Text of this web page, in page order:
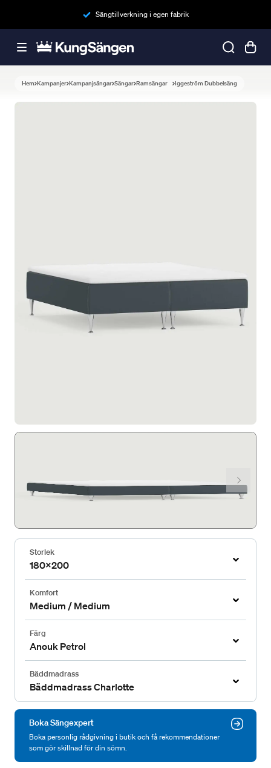
Sängtillverkning i egen fabrik
Hem Kampanjer Kampanjsängar Sängar Ramsängar Iggeström Dubbelsäng
Storlek
180x200
Komfort
Medium / Medium
Färg
Anouk Petrol
Bäddmadrass
Bäddmadrass Charlotte
Boka Sängexpert
Boka personlig rådgivning i butik och få rekommendationer
som gör skillnad för din sömn.